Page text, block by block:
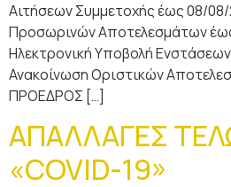
Αιτήσεων Συμμετοχής έως 08/
Προσωρινών Αποτελεσμάτων
Ηλεκτρονική Υποβολή
Ανακοίνωση Οριστικών
ΠΡΟΕΔΡΟΣ […]
ΑΠΑΛΛΑΓΕΣ
«COVID-19»